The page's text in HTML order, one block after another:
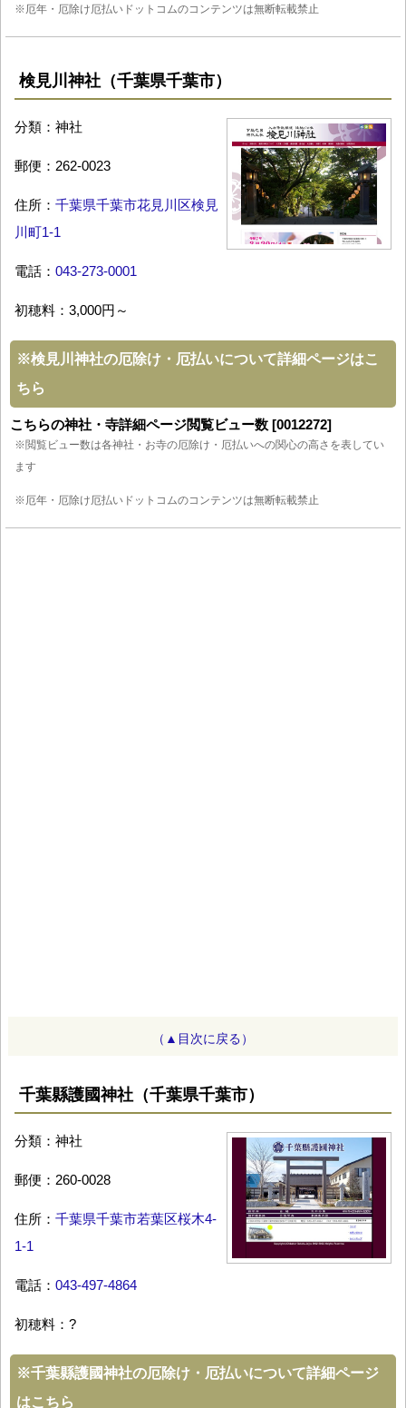
※厄年・厄除け厄払いドットコムのコンテンツは無断転載禁止
検見川神社（千葉県千葉市）
分類：神社
郵便：262-0023
住所： 千葉県千葉市花見川区検見
川町1-1
電話： 043-273-0001
初穂料：3,000円～
※検見川神社の厄除け・厄払いについて詳細ページはこ
ちら
こちらの神社・寺詳細ページ閲覧ビュー数 [0012272]
※閲覧ビュー数は各神社・お寺の厄除け・厄払いへの関心の高さを表してい
ます
※厄年・厄除け厄払いドットコムのコンテンツは無断転載禁止
（▲目次に戻る）
千葉縣護國神社（千葉県千葉市）
分類：神社
郵便：260-0028
住所： 千葉県千葉市若葉区桜木4-
1-1
電話： 043-497-4864
初穂料：?
※千葉縣護國神社の厄除け・厄払いについて詳細ページ
はこちら